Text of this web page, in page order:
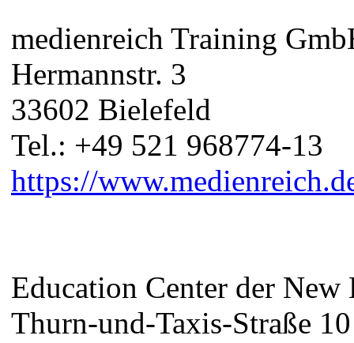
medienreich Training
Hermannstr. 3
33602 Bielefeld
Tel.: +49 521 968774-13
https://
Education Center der
Thurn-und-Taxis-Straße 10